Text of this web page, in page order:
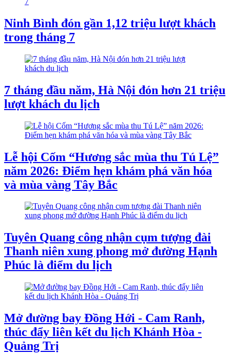
Ninh Bình đón gần 1,12 triệu lượt khách
trong tháng 7
7 tháng đầu năm, Hà Nội đón hơn 21 triệu
lượt khách du lịch
Lễ hội Cốm “Hương sắc mùa thu Tú Lệ”
năm 2026: Điểm hẹn khám phá văn hóa
và mùa vàng Tây Bắc
Tuyên Quang công nhận cụm tượng đài
Thanh niên xung phong mở đường Hạnh
Phúc là điểm du lịch
Mở đường bay Đồng Hới - Cam Ranh,
thúc đẩy liên kết du lịch Khánh Hòa -
Quảng Trị